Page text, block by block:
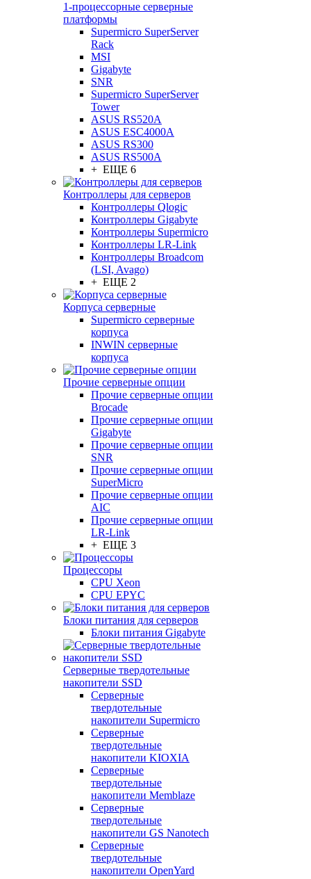
1-процессорные серверные
платформы
Supermicro SuperServer
Rack
MSI
Gigabyte
SNR
Supermicro SuperServer
Tower
ASUS RS520A
ASUS ESC4000A
ASUS RS300
ASUS RS500A
+ ЕЩЕ 6
Контроллеры для серверов
Контроллеры Qlogic
Контроллеры Gigabyte
Контроллеры Supermicro
Контроллеры LR-Link
Контроллеры Broadcom
(LSI, Avago)
+ ЕЩЕ 2
Корпуса серверные
Supermicro серверные
корпуса
INWIN серверные
корпуса
Прочие серверные опции
Прочие серверные опции
Brocade
Прочие серверные опции
Gigabyte
Прочие серверные опции
SNR
Прочие серверные опции
SuperMicro
Прочие серверные опции
AIC
Прочие серверные опции
LR-Link
+ ЕЩЕ 3
Процессоры
CPU Xeon
CPU EPYC
Блоки питания для серверов
Блоки питания Gigabyte
Серверные твердотельные
накопители SSD
Cерверные
твердотельные
накопители Supermicro
Cерверные
твердотельные
накопители KIOXIA
Cерверные
твердотельные
накопители Memblaze
Cерверные
твердотельные
накопители GS Nanotech
Серверные
твердотельные
накопители OpenYard